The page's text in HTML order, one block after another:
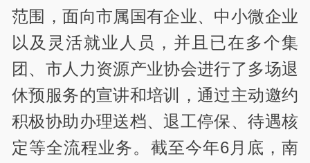
范围，面向市属国有企业、中小微企业
以及灵活就业人员，并且已在多个集
团、市人力资源产业协会进行了多场退
休预服务的宣讲和培训，通过主动邀约
积极协助办理送档、退工停保、待遇核
定等全流程业务。截至今年6月底，南